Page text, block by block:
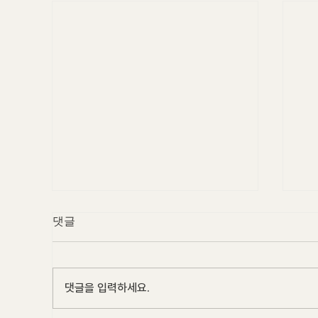
댓글
댓글을 입력하세요.